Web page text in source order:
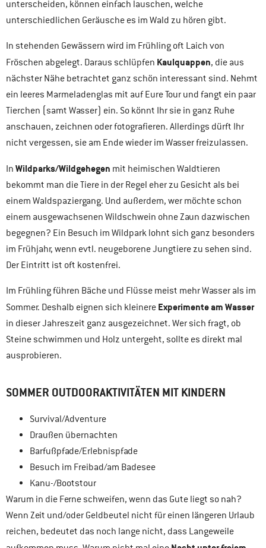
unterscheiden, können einfach lauschen, welche
unterschiedlichen Geräusche es im Wald zu hören gibt.
In stehenden Gewässern wird im Frühling oft Laich von
Fröschen abgelegt. Daraus schlüpfen Kaulquappen, die aus
nächster Nähe betrachtet ganz schön interessant sind. Nehmt
ein leeres Marmeladenglas mit auf Eure Tour und fangt ein paar
Tierchen (samt Wasser) ein. So könnt Ihr sie in ganz Ruhe
anschauen, zeichnen oder fotografieren. Allerdings dürft Ihr
nicht vergessen, sie am Ende wieder im Wasser freizulassen.
In Wildparks/Wildgehegen mit heimischen Waldtieren
bekommt man die Tiere in der Regel eher zu Gesicht als bei
einem Waldspaziergang. Und außerdem, wer möchte schon
einem ausgewachsenen Wildschwein ohne Zaun dazwischen
begegnen? Ein Besuch im Wildpark lohnt sich ganz besonders
im Frühjahr, wenn evtl. neugeborene Jungtiere zu sehen sind.
Der Eintritt ist oft kostenfrei.
Im Frühling führen Bäche und Flüsse meist mehr Wasser als im
Sommer. Deshalb eignen sich kleinere Experimente am Wasser
in dieser Jahreszeit ganz ausgezeichnet. Wer sich fragt, ob
Steine schwimmen und Holz untergeht, sollte es direkt mal
ausprobieren.
SOMMER OUTDOORAKTIVITÄTEN MIT KINDERN
Survival/Adventure
Draußen übernachten
Barfußpfade/Erlebnispfade
Besuch im Freibad/am Badesee
Kanu-/Bootstour
Warum in die Ferne schweifen, wenn das Gute liegt so nah?
Wenn Zeit und/oder Geldbeutel nicht für einen längeren Urlaub
reichen, bedeutet das noch lange nicht, dass Langeweile